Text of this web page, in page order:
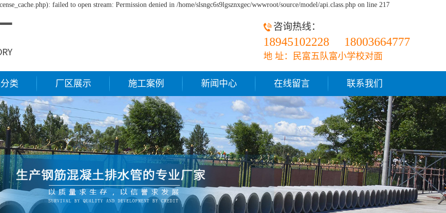
failed to open stream: Permission denied in /home/slsngc6s9lgsznxgec/wwwroot/source/model/api.class.php on line 217
咨询热线：
18945102228 18003664777
地 址：民富五队富小学校对面
类 厂区展示 施工案例 新闻中心 在线留言 联系我们